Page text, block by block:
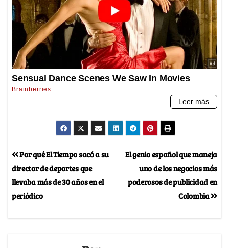
El genio español que maneja
uno de los negocios más
poderosos de publicidad en
Colombia
Por qué El Tiempo sacó a su
director de deportes que
llevaba más de 30 años en el
periódico